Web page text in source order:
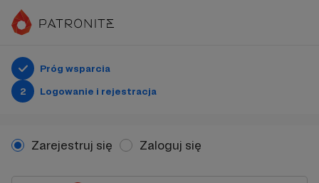
Próg wsparcia
2
Logowanie i rejestracja
Zarejestruj się Zaloguj się